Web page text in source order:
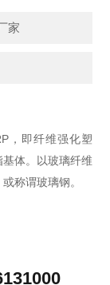
家
，即纤维强化塑
体。以玻璃纤维
称谓玻璃钢。